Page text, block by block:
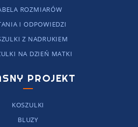
ROZMIARÓW
I ODPOWIEDZI
Z NADRUKIEM
NA DZIEŃ MATKI
PROJEKT
KOSZULKI
BLUZY